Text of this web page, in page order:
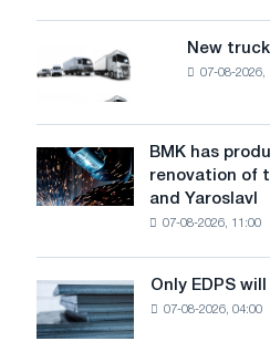
of
MW
photovoltaic
achieve
decarbonization
goals
truck
in
July
New
07-08-2026,
BMK
has
produced
renovation
of
BMK has
renovation of
and Yaroslavl
07-08-2026, 11:00
Only
EDPS
will
Only EDPS
07-08-2026, 04:00